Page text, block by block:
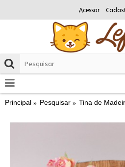
Acessar
Principal Pesquisar Tina de